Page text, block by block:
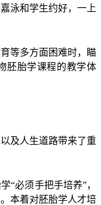
泳和学生约好，一上
等多方面困难时，瞄
胚胎学课程的教学体
及人生道路带来了重
“必须手把手培养”，
本着对胚胎学人才培